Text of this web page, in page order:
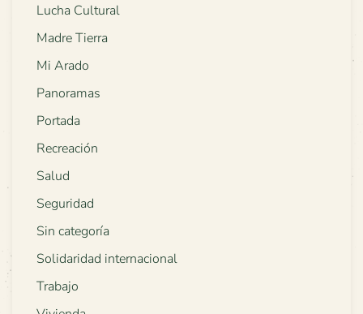
Lucha Cultural
Madre Tierra
Mi Arado
Panoramas
Portada
Recreación
Salud
Seguridad
Sin categoría
Solidaridad internacional
Trabajo